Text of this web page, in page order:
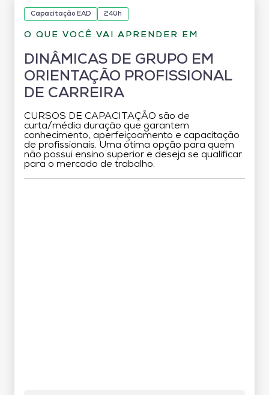
Capacitação EAD 240h
O QUE VOCÊ VAI APRENDER EM
DINÂMICAS DE GRUPO EM
ORIENTAÇÃO PROFISSIONAL
DE CARREIRA
CURSOS DE CAPACITAÇÃO são de
curta/média duração que garantem
conhecimento, aperfeiçoamento e capacitação
de profissionais. Uma ótima opção para quem
não possui ensino superior e deseja se qualificar
para o mercado de trabalho.